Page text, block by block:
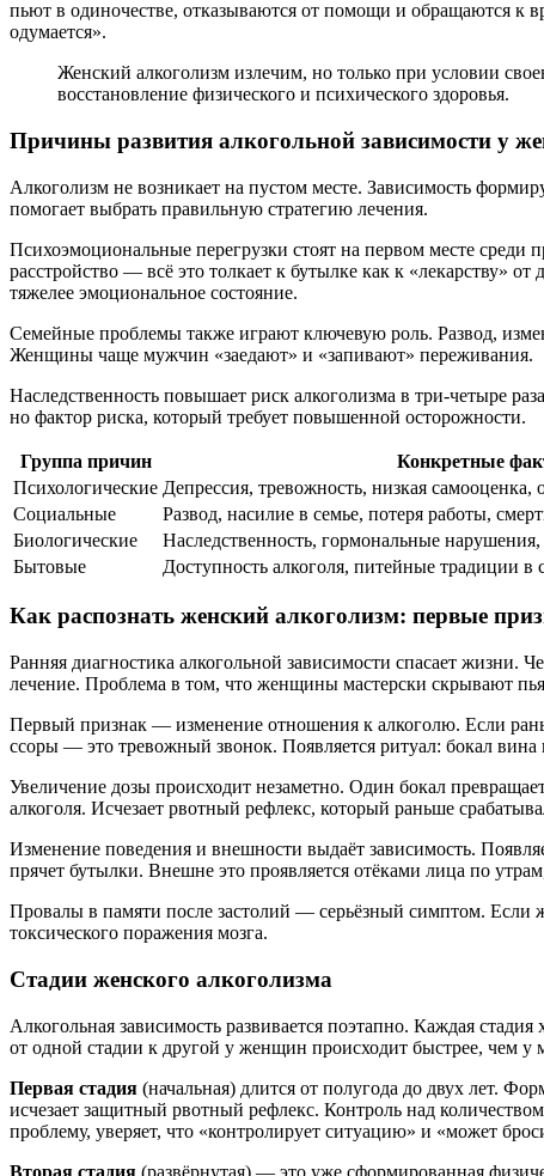
пьют в одиночестве, отказываются от помощи и обращаются к
одумается».
Женский алкоголизм излечим, но только при условии
восстановление физического и психического здоровья.
Причины развития алкогольной зависимости у
Алкоголизм не возникает на пустом месте. Зависимость
помогает выбрать правильную стратегию лечения.
Психоэмоциональные перегрузки стоят на первом месте среди
расстройство — всё это толкает к бутылке как к «лекарству»
тяжелее эмоциональное состояние.
Семейные проблемы также играют ключевую роль. Развод,
Женщины чаще мужчин «заедают» и «запивают» переживания.
Наследственность повышает риск алкоголизма в три-четыре
но фактор риска, который требует повышенной осторожности.
Группа причин
Конкретные
Психологические Депрессия, тревожность, низкая самооценка,
Социальные
Развод, насилие в семье, потеря работы,
Биологические
Наследственность, гормональные
Бытовые
Доступность алкоголя, питейные традиции в
Как распознать женский алкоголизм: первые
Ранняя диагностика алкогольной зависимости спасает жизни.
лечение. Проблема в том, что женщины мастерски скрывают
Первый признак — изменение отношения к алкоголю. Если
ссоры — это тревожный звонок. Появляется ритуал: бокал вина
Увеличение дозы происходит незаметно. Один бокал
алкоголя. Исчезает рвотный рефлекс, который раньше
Изменение поведения и внешности выдаёт зависимость.
прячет бутылки. Внешне это проявляется отёками лица по
Провалы в памяти после застолий — серьёзный симптом. Если
токсического поражения мозга.
Стадии женского алкоголизма
Алкогольная зависимость развивается поэтапно. Каждая
от одной стадии к другой у женщин происходит быстрее, чем у
Первая стадия (начальная) длится от полугода до двух лет.
исчезает защитный рвотный рефлекс. Контроль над
проблему, уверяет, что «контролирует ситуацию» и «может
Вторая стадия (развёрнутая) — это уже сформированная